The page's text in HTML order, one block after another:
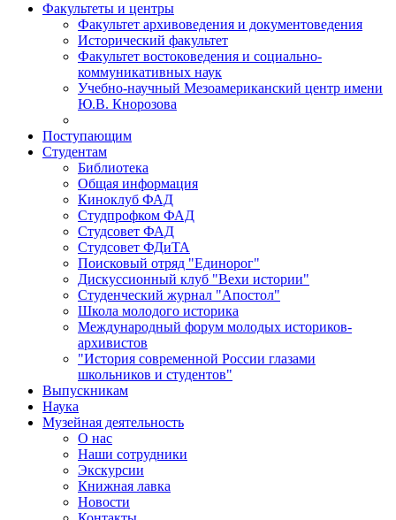
Факультеты и центры
Факультет архивоведения и документоведения
Исторический факультет
Факультет востоковедения и социально-
коммуникативных наук
Учебно-научный Мезоамериканский центр имени
Ю.В. Кнорозова
Поступающим
Студентам
Библиотека
Общая информация
Киноклуб ФАД
Студпрофком ФАД
Студсовет ФАД
Студсовет ФДиТА
Поисковый отряд "Единорог"
Дискуссионный клуб "Вехи истории"
Студенческий журнал "Апостол"
Школа молодого историка
Международный форум молодых историков-
архивистов
"История современной России глазами
школьников и студентов"
Выпускникам
Наука
Музейная деятельность
О нас
Наши сотрудники
Экскурсии
Книжная лавка
Новости